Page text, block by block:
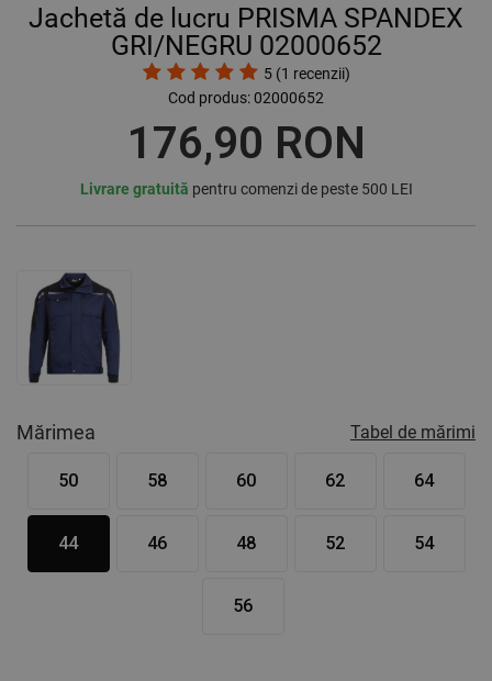
Jachetă de lucru PRISMA SPANDEX
GRI/NEGRU 02000652
5 (1 recenzii)
Cod produs:02000652
176,90 RON
Livrare gratuită pentru comenzi de peste 500 LEI
Mărimea Tabel de mărimi
50 58 60 62 64
44 46 48 52 54
56